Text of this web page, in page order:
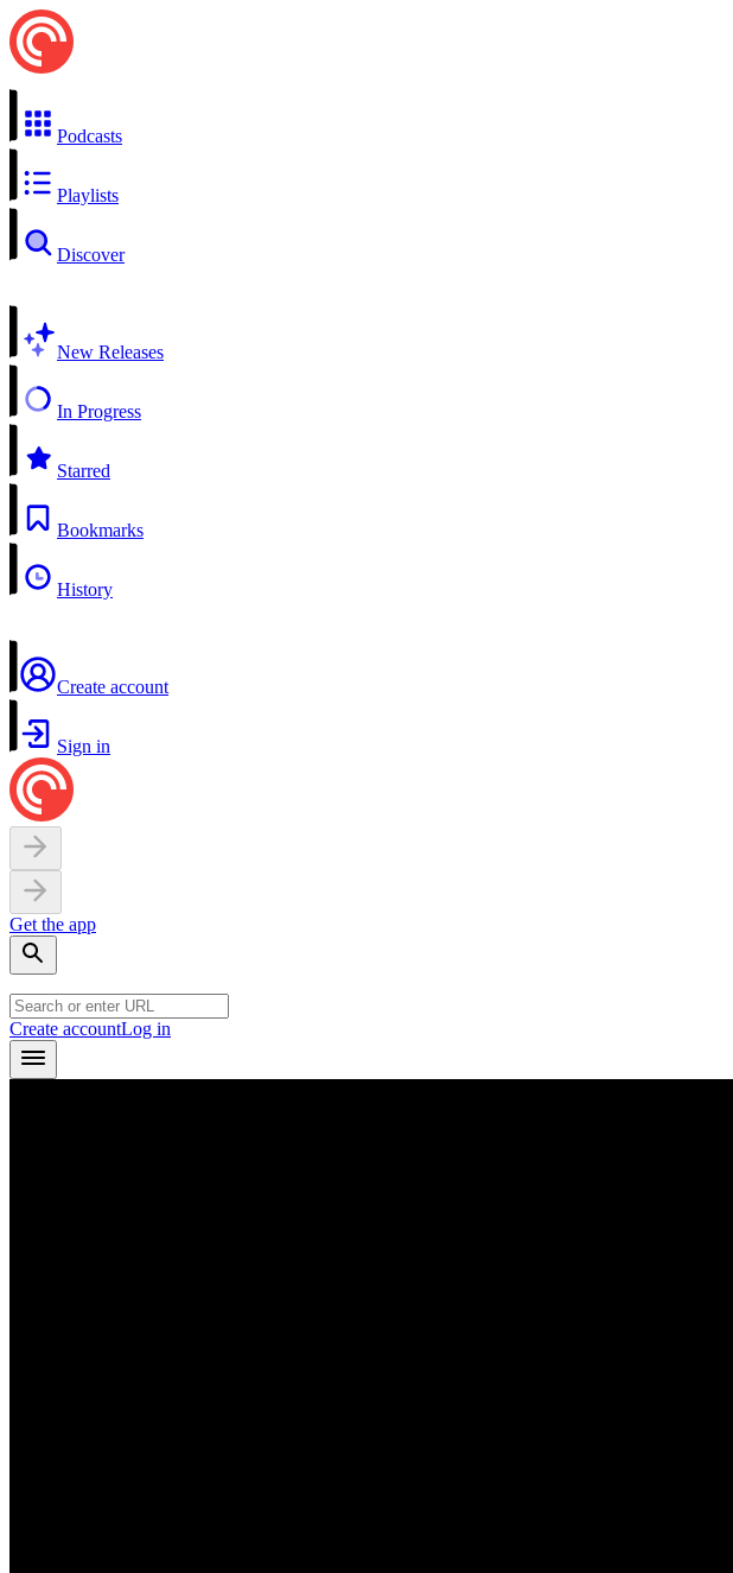
Podcasts
Playlists
Discover
New Releases
In Progress
Starred
Bookmarks
History
Create account
Sign in
Get the app
Create accountLog in